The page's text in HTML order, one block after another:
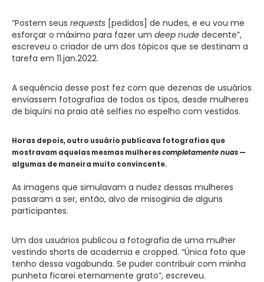
“Postem seus requests [pedidos] de nudes, e eu vou me
esforçar o máximo para fazer um deep nude decente”,
escreveu o criador de um dos tópicos que se destinam a
tarefa em 11.jan.2022.
A sequência desse post fez com que dezenas de usuários
enviassem fotografias de todos os tipos, desde mulheres
de biquíni na praia até selfies no espelho com vestidos.
Horas depois, outro usuário publicava fotografias que
mostravam aquelas mesmas mulherescompletamente nuas—
algumas de maneira muito convincente.
As imagens que simulavam a nudez dessas mulheres
passaram a ser, então, alvo de misoginia de alguns
participantes.
Um dos usuários publicou a fotografia de uma mulher
vestindo shorts de academia e cropped. “Única foto que
tenho dessa vagabunda. Se puder contribuir com minha
punheta ficarei eternamente grato”, escreveu.